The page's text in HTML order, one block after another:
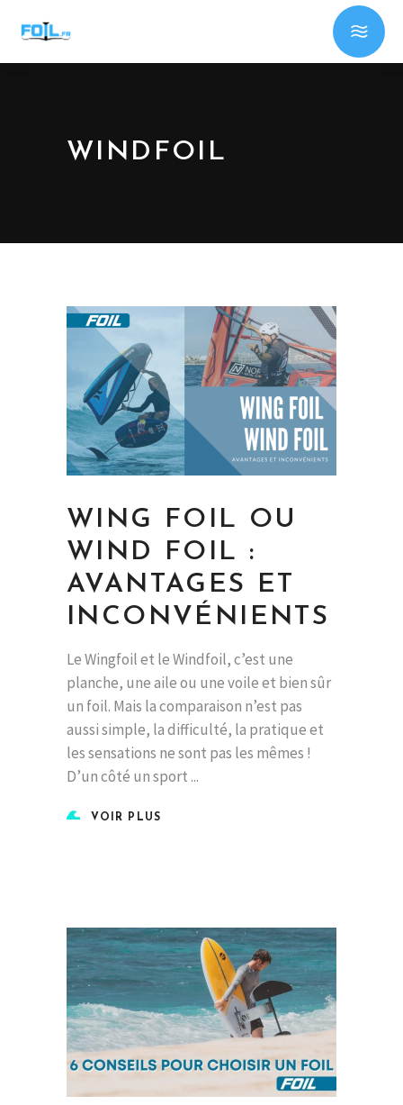
WINDFOIL
WING FOIL OU
WIND FOIL :
AVANTAGES ET
INCONVÉNIENTS
Le Wingfoil et le Windfoil, c’est une
planche, une aile ou une voile et bien sûr
un foil. Mais la comparaison n’est pas
aussi simple, la difficulté, la pratique et
les sensations ne sont pas les mêmes !
D’un côté un sport
VOIR PLUS